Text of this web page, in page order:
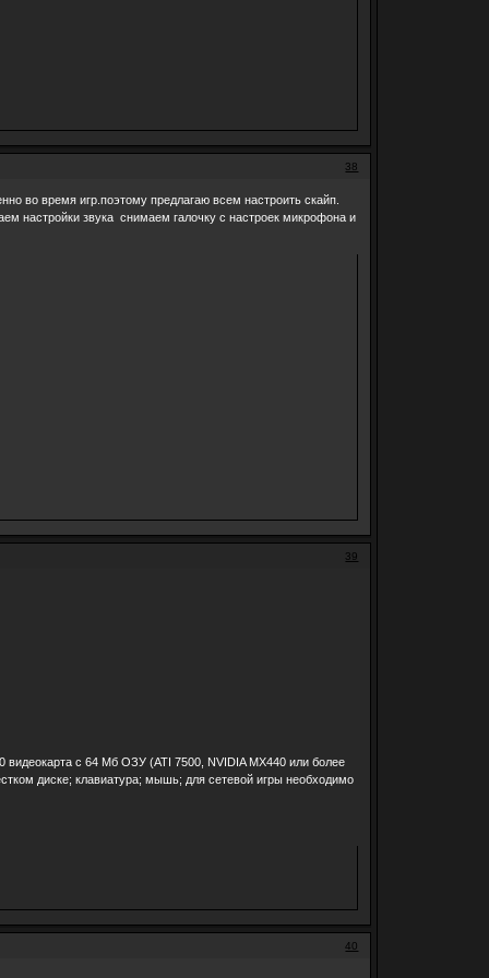
38
во время игр.поэтому предлагаю всем настроить скайп.
настройки звука снимаем галочку с настроек микрофона и
39
с 64 Мб ОЗУ (ATI 7500, NVIDIA MX440 или более
диске; клавиатура; мышь; для сетевой игры необходимо
40